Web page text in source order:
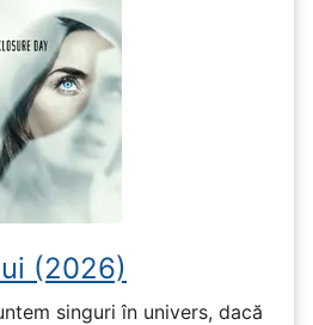
(2026)
singuri în univers, dacă